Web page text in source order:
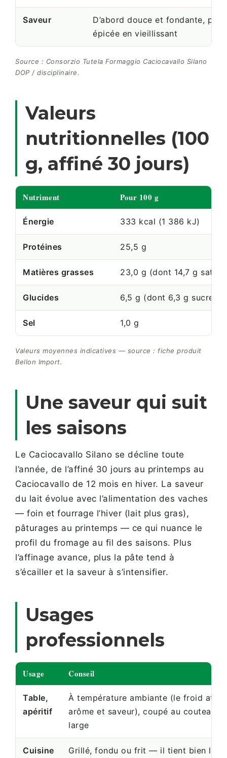
Saveur
D’abord douce et fondante, plus
épicée en vieillissant
Source : Consorzio Tutela Formaggio Caciocavallo Silano
DOP / disciplinaire.
Valeurs
nutritionnelles (100
g, affiné 30 jours)
Nutriment Pour 100 g
Énergie 333 kcal (1 386 kJ)
Protéines 25,5 g
Matières grasses 23,0 g (dont 14,7 g
Glucides 6,5 g (dont 6,3 g sucres)
Sel 1,0 g
Valeurs moyennes indicatives — source : fiche produit
Bellon Import.
Une saveur qui suit
les saisons
Le Caciocavallo Silano se décline toute
l’année, de l’affiné 30 jours au printemps au
Caciocavallo de 12 mois en hiver. La saveur
du lait évolue avec l’alimentation des vaches
— foin et fourrage l’hiver (lait plus gras),
pâturages au printemps — ce qui nuance le
profil du fromage au fil des saisons. Plus
l’affinage avance, plus la pâte tend à
s’écailler et la saveur à s’intensifier.
Usages
professionnels
Usage Conseil
Table,
apéritif
À température ambiante (le froid
arôme et saveur), coupé au couteau à
large
Cuisine Grillé, fondu ou frit — il tient bien la